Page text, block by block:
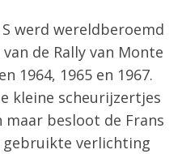
werd wereldberoemd
de Rally van Monte
1964, 1965 en 1967.
kleine scheurijzertjes
maar besloot de Frans
gebruikte verlichting